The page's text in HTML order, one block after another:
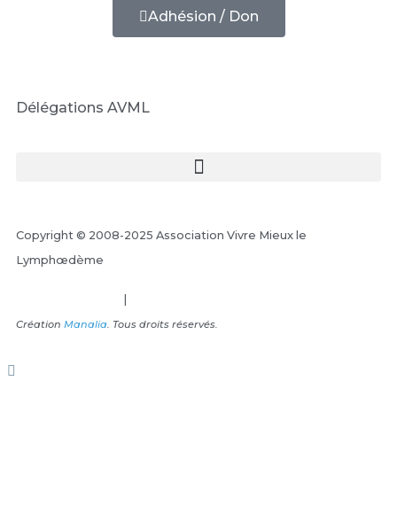
Adhésion / Don
Copyright © 2008-2025 Association Vivre Mieux le
Lymphœdème
Création Manalia. Tous droits réservés.
Délégations AVML